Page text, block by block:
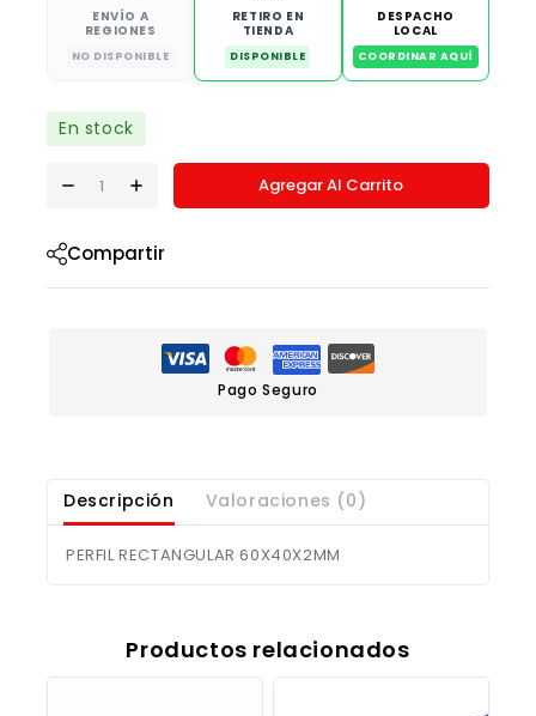
ENVÍO A
REGIONES
NO DISPONIBLE
RETIRO EN
TIENDA
DISPONIBLE
DESPACHO
LOCAL
COORDINAR AQUÍ
En stock
Agregar Al Carrito
Compartir
Pago Seguro
Descripción Valoraciones (0)
PERFIL RECTANGULAR 60X40X2MM
Productos relacionados